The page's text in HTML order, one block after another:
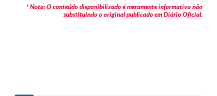
* Nota: O conteúdo disponibilizado é meramente informativo não
substituindo o original publicado em Diário Oficial.